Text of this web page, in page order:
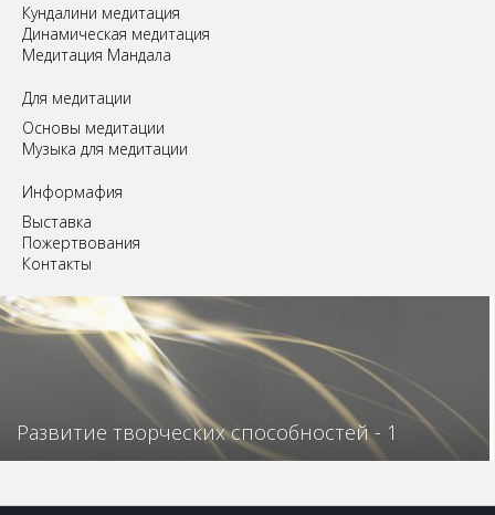
Кундалини медитация
Динамическая медитация
Медитация Мандала
Для медитации
Основы медитации
Музыка для медитации
Информафия
Выставка
Пожертвования
Контакты
Развитие творческих способностей - 1